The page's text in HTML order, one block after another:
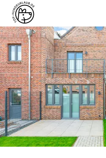
DIREKT BUCHBAR